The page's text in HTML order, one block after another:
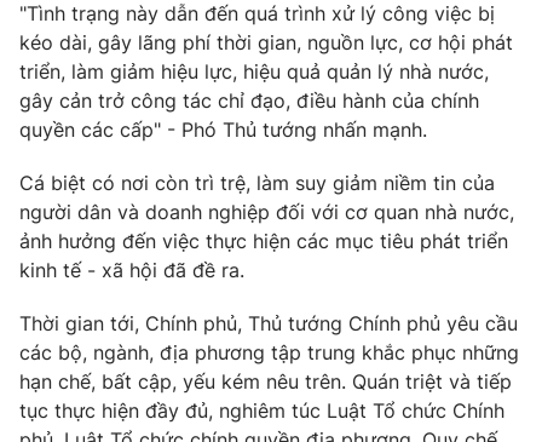
THỜI BÁO VTV
Cơ quan chủ quản:Đài Truyền hình Việt Nam
Cơ quan báo chí: Thời báo VTV
cấp ngày 29/12/2023
Tổng Biên tập:Vũ Thanh Thủy
Phó Tổng Biên tập:Nguyễn Thị Mỹ Hạnh, Phạm Quốc Thắng,
Nguyễn Trọng Ninh
"Tình trạng này dẫn đến quá trình xử lý công việc bị
kéo dài, gây lãng phí thời gian, nguồn lực, cơ hội phát
triển, làm giảm hiệu lực, hiệu quả quản lý nhà nước,
gây cản trở công tác chỉ đạo, điều hành của chính
quyền các cấp" - Phó Thủ tướng nhấn mạnh.
Cá biệt có nơi còn trì trệ, làm suy giảm niềm tin của
người dân và doanh nghiệp đối với cơ quan nhà nước,
ảnh hưởng đến việc thực hiện các mục tiêu phát triển
kinh tế - xã hội đã đề ra.
Thời gian tới, Chính phủ, Thủ tướng Chính phủ yêu cầu
các bộ, ngành, địa phương tập trung khắc phục những
hạn chế, bất cập, yếu kém nêu trên. Quán triệt và tiếp
tục thực hiện đầy đủ, nghiêm túc Luật Tổ chức Chính